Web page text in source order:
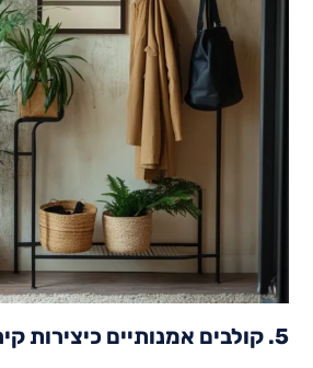
5. קולבים אמנותיים כיצירות קיר